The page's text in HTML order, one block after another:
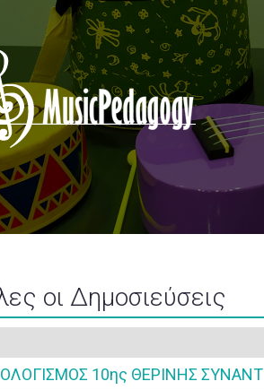
οι Δημοσιεύσεις
10ης ΘΕΡΙΝΗΣ